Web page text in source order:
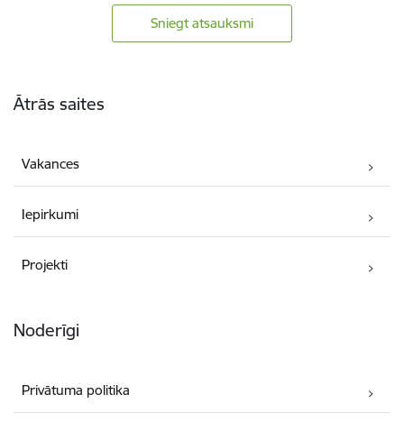
Sniegt atsauksmi
Ātrās saites
Vakances
Iepirkumi
Projekti
Noderīgi
Privātuma politika